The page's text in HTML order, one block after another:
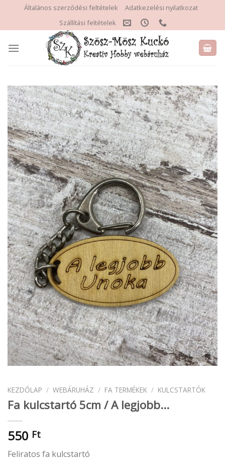
content
Általános szerződési feltételek
Adatkezelési nyilatkozat
Szállítási feltételek
KEZDŐLAP / WEBÁRUHÁZ / FA TERMÉKEK / KULCSTARTÓK
Fa kulcstartó 5cm / A legjobb…
550 Ft
Feliratos fa kulcstartó